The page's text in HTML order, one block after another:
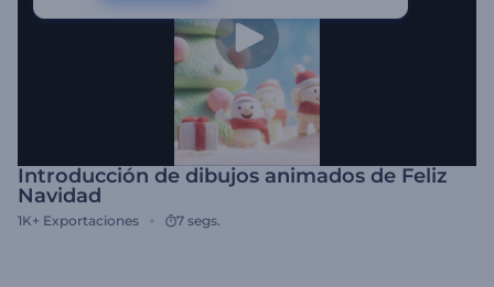
Introducción de dibujos animados de Feliz
Navidad
1K+ Exportaciones 7 segs.